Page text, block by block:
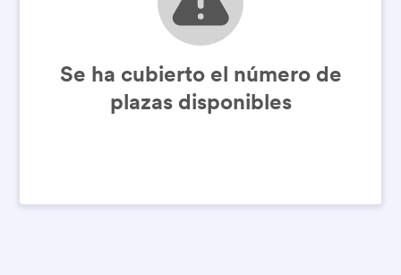
Se ha cubierto el número de
plazas disponibles